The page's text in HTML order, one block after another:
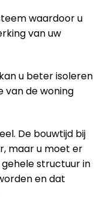
waardoor u
van uw
u beter isoleren
van de woning
De bouwtijd bij
maar u moet er
structuur in
en dat